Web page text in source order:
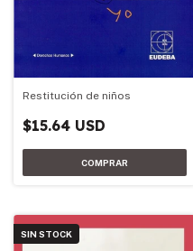
Restitución de niños
$15.64 USD
SIN STOCK